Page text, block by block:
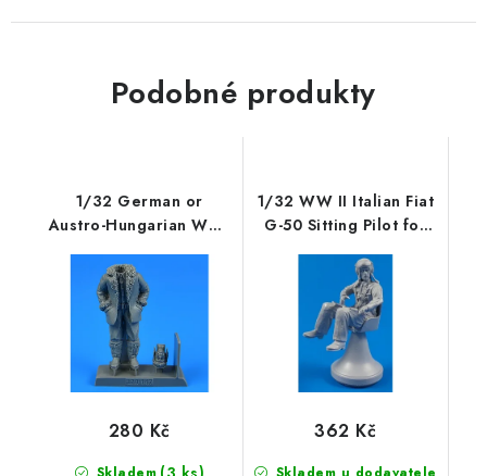
Podobné produkty
1/32 German or
Austro-Hungarian WWI
Pilot (Winter edition)
280 Kč
1/32 WW II Italian Fiat
G-50 Sitting Pilot for
Spe
362 Kč